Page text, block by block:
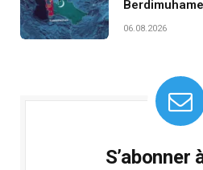
06.08.2026
S’abonner